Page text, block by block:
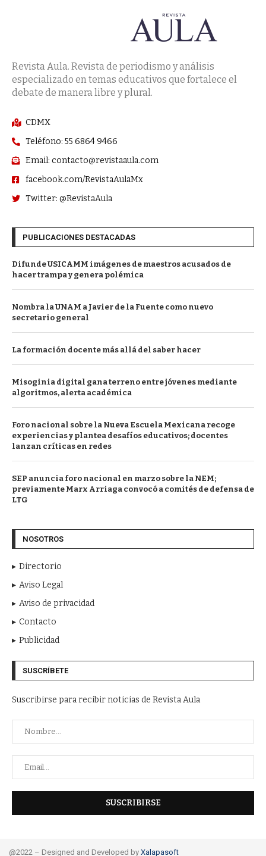
Revista Aula. Revista de periodismo y análisis
especializado en temas educativos que fortalece el
debate de manera libre y plural.
CDMX
Teléfono: 55 6864 9466
Email: contacto@revistaaula.com
facebook.com/RevistaAulaMx
Twitter: @RevistaAula
PUBLICACIONES DESTACADAS
Difunde USICAMM imágenes de maestros acusados de
hacer trampa y genera polémica
Nombra la UNAM a Javier de la Fuente como nuevo
secretario general
La formación docente más allá del saber hacer
Misoginia digital gana terreno entre jóvenes mediante
algoritmos, alerta académica
Foro nacional sobre la Nueva Escuela Mexicana recoge
experiencias y plantea desafíos educativos; docentes
lanzan críticas en redes
SEP anuncia foro nacional en marzo sobre la NEM;
previamente Marx Arriaga convocó a comités de defensa de
LTG
NOSOTROS
Directorio
Aviso Legal
Aviso de privacidad
Contacto
Publicidad
SUSCRÍBETE
Suscribirse para recibir noticias de Revista Aula
@2022 – Designed and Developed by Xalapasoft